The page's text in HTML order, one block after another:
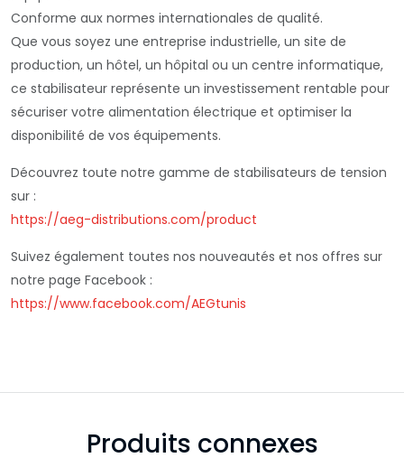
Conforme aux normes internationales de qualité.
Que vous soyez une entreprise industrielle, un site de
production, un hôtel, un hôpital ou un centre informatique,
ce stabilisateur représente un investissement rentable pour
sécuriser votre alimentation électrique et optimiser la
disponibilité de vos équipements.
Découvrez toute notre gamme de stabilisateurs de tension
sur :
https://aeg-distributions.com/product
Suivez également toutes nos nouveautés et nos offres sur
notre page Facebook :
https://www.facebook.com/AEGtunis
Produits connexes